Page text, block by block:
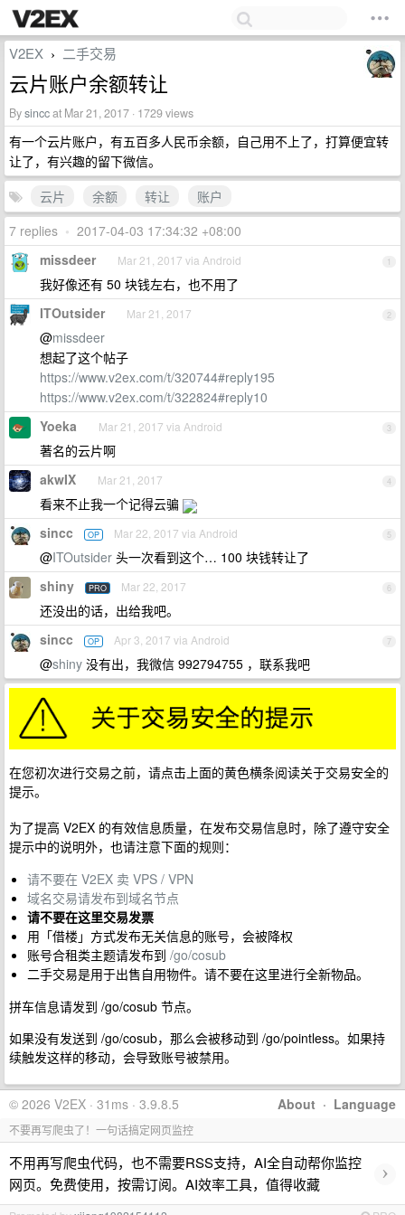
V2EX › 二手交易
云片账户余额转让
Bysinccat Mar 21, 2017 · 1729 views
有一个云片账户，有五百多人民币余额，自己用不上了，打算便宜转
让了，有兴趣的留下微信。
云片
余额 转让
账户
7 replies • 2017-04-03 17:34:32 +08:00
1
missdeer Mar 21, 2017 via Android
我好像还有 50 块钱左右，也不用了
2
ITOutsider Mar 21, 2017
@missdeer
想起了这个帖子
https://www.v2ex.com/t/320744#reply195
https://www.v2ex.com/t/322824#reply10
3
Yoeka Mar 21, 2017 via Android
著名的云片啊
4
akwIX Mar 21, 2017
看来不止我一个记得云骗
5
sincc OP Mar 22, 2017 via Android
@ITOutsider 头一次看到这个… 100 块钱转让了
6
shiny PRO Mar 22, 2017
还没出的话，出给我吧。
7
sincc OP Apr 3, 2017 via Android
@shiny 没有出，我微信 992794755 ，联系我吧
在您初次进行交易之前，请点击上面的黄色横条阅读关于交易安全的
提示。
为了提高 V2EX 的有效信息质量，在发布交易信息时，除了遵守安全
提示中的说明外，也请注意下面的规则：
请不要在 V2EX 卖 VPS / VPN
域名交易请发布到域名节点
请不要在这里交易发票
用「借楼」方式发布无关信息的账号，会被降权
账号合租类主题请发布到 /go/cosub
二手交易是用于出售自用物件。请不要在这里进行全新物品。
拼车信息请发到 /go/cosub 节点。
如果没有发送到 /go/cosub，那么会被移动到 /go/pointless。如果持
续触发这样的移动，会导致账号被禁用。
About · Language
© 2026 V2EX · 31ms · 3.9.8.5
不要再写爬虫了！一句话搞定网页监控
不用再写爬虫代码，也不需要RSS支持，AI全自动帮你监控
网页。免费使用，按需订阅。AI效率工具，值得收藏
›